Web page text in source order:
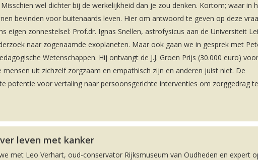
wel dichter bij de werkelijkheid dan je zou denken. Kortom; waar in
bevinden voor buitenaards leven. Hier om antwoord te geven op deze
eigen zonnestelsel: Prof.dr. Ignas Snellen, astrofysicus aan de Universiteit
naar zogenaamde exoplaneten. Maar ook gaan we in gesprek met
Wetenschappen. Hij ontvangt de J.J. Groen Prijs (30.000 euro)
uit zichzelf zorgzaam en empathisch zijn en anderen juist niet. De
potentie voor vertaling naar persoonsgerichte interventies om zorggedrag te
leven met kanker
met Leo Verhart, oud-conservator Rijksmuseum van Oudheden en expert